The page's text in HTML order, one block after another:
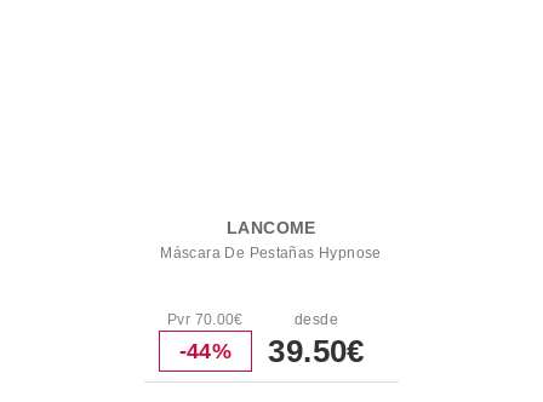
LANCOME
Máscara De Pestañas Hypnose
Pvr 70.00€
-44%
desde
39.50€